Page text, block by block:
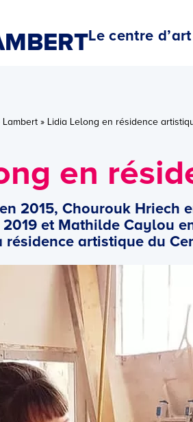
Le centre d’art
Lambert » Lidia Lelong en résidence
en
2015, Chourouk Hriech
et Mathilde Caylou
artistique du